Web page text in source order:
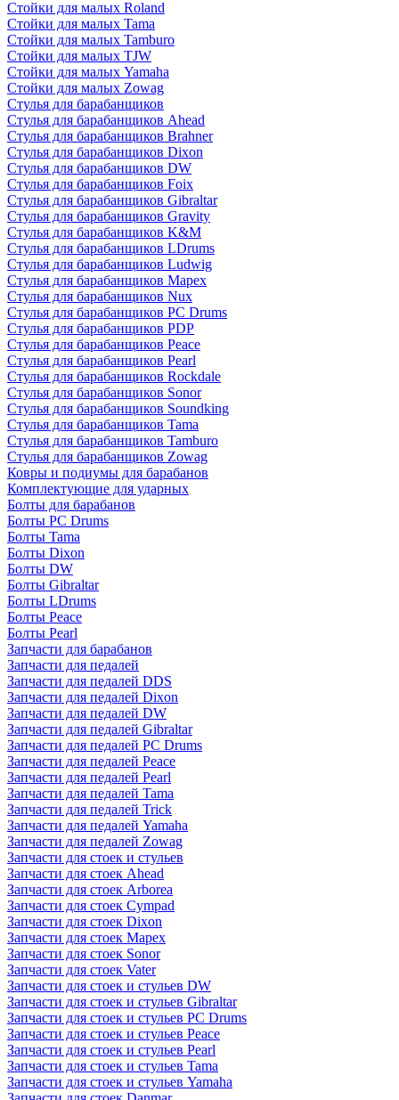
Стойки для малых Roland
Стойки для малых Tama
Стойки для малых Tamburo
Стойки для малых TJW
Стойки для малых Yamaha
Стойки для малых Zowag
Стулья для барабанщиков
Стулья для барабанщиков Ahead
Стулья для барабанщиков Brahner
Стулья для барабанщиков Dixon
Стулья для барабанщиков DW
Стулья для барабанщиков Foix
Стулья для барабанщиков Gibraltar
Стулья для барабанщиков Gravity
Стулья для барабанщиков K&M
Стулья для барабанщиков LDrums
Стулья для барабанщиков Ludwig
Стулья для барабанщиков Mapex
Стулья для барабанщиков Nux
Стулья для барабанщиков PC Drums
Стулья для барабанщиков PDP
Стулья для барабанщиков Peace
Стулья для барабанщиков Pearl
Стулья для барабанщиков Rockdale
Стулья для барабанщиков Sonor
Стулья для барабанщиков Soundking
Стулья для барабанщиков Tama
Стулья для барабанщиков Tamburo
Стулья для барабанщиков Zowag
Ковры и подиумы для барабанов
Комплектующие для ударных
Болты для барабанов
Болты PC Drums
Болты Tama
Болты Dixon
Болты DW
Болты Gibraltar
Болты LDrums
Болты Peace
Болты Pearl
Запчасти для барабанов
Запчасти для педалей
Запчасти для педалей DDS
Запчасти для педалей Dixon
Запчасти для педалей DW
Запчасти для педалей Gibraltar
Запчасти для педалей PC Drums
Запчасти для педалей Peace
Запчасти для педалей Pearl
Запчасти для педалей Tama
Запчасти для педалей Trick
Запчасти для педалей Yamaha
Запчасти для педалей Zowag
Запчасти для стоек и стульев
Запчасти для стоек Ahead
Запчасти для стоек Arborea
Запчасти для стоек Cympad
Запчасти для стоек Dixon
Запчасти для стоек Mapex
Запчасти для стоек Sonor
Запчасти для стоек Vater
Запчасти для стоек и стульев DW
Запчасти для стоек и стульев Gibraltar
Запчасти для стоек и стульев PC Drums
Запчасти для стоек и стульев Peace
Запчасти для стоек и стульев Pearl
Запчасти для стоек и стульев Tama
Запчасти для стоек и стульев Yamaha